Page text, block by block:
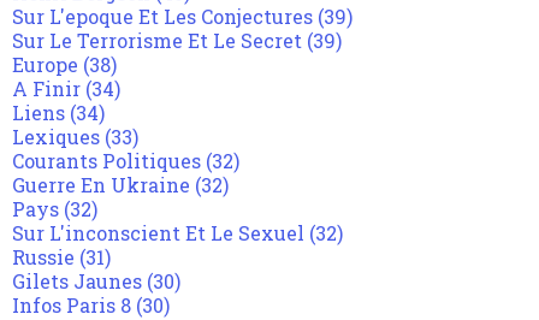
Sur L'epoque Et Les Conjectures (39)
Sur Le Terrorisme Et Le Secret (39)
Europe (38)
A Finir (34)
Liens (34)
Lexiques (33)
Courants Politiques (32)
Guerre En Ukraine (32)
Pays (32)
Sur L'inconscient Et Le Sexuel (32)
Russie (31)
Gilets Jaunes (30)
Infos Paris 8 (30)